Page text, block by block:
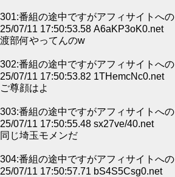
301:番組の途中ですがアフィサイトへ
25/07/11 17:50:53.58 A6aKP3oK0.net
渡部何やってんのw
302:番組の途中ですがアフィサイトへ
25/07/11 17:50:53.82 1THemcNc0.net
ご尊顔はよ
303:番組の途中ですがアフィサイトへ
25/07/11 17:50:55.48 sx27ve/40.net
同じ埼玉モメンだ
304:番組の途中ですがアフィサイトへ
25/07/11 17:50:57.71 bS4S5Csg0.net